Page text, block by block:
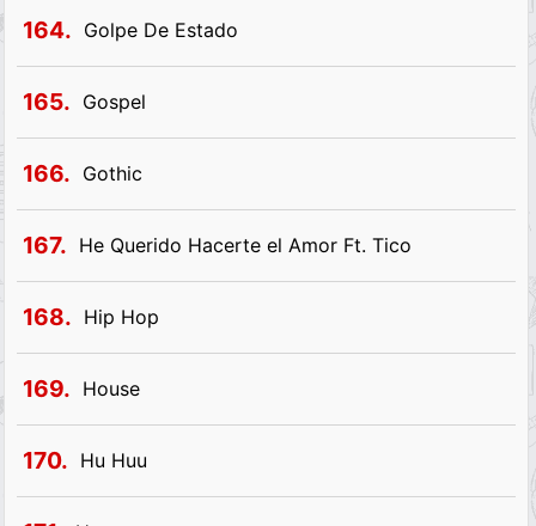
164. Golpe De Estado
165. Gospel
166. Gothic
167. He Querido Hacerte el Amor Ft. Tico
168. Hip Hop
169. House
170. Hu Huu